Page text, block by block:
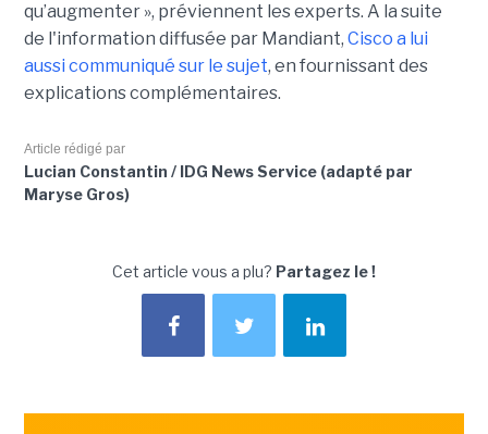
qu’augmenter », préviennent les experts. A la suite
de l'information diffusée par Mandiant, Cisco a lui
aussi communiqué sur le sujet, en fournissant des
explications complémentaires.
Article rédigé par
Lucian Constantin / IDG News Service (adapté par
Maryse Gros)
Cet article vous a plu? Partagez le !